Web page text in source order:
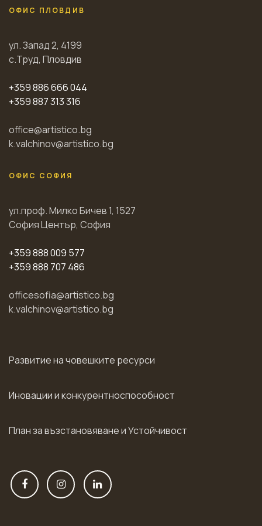
ОФИС ПЛОВДИВ
ул. Запад 2, 4199
с.Труд, Пловдив
+359 886 666 044
+359 887 313 316
office@artistico.bg
k.valchinov@artistico.bg
ОФИС СОФИЯ
ул.проф. Милко Бичев 1, 1527
София Център, София
+359 888 009 577
+359 888 707 486
officesofia@artistico.bg
k.valchinov@artistico.bg
Развитие на човешките ресурси
Иновации и конкурентноспособност
План за възстановяване и Устойчивост